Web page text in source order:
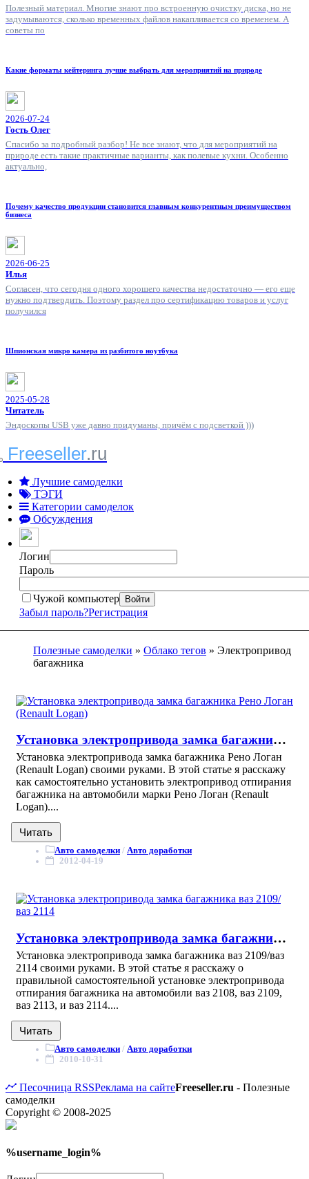
Полезный материал. Многие знают про встроенную очистку диска, но не
задумываются, сколько временных файлов накапливается со временем. А
советы по
Какие форматы кейтеринга лучше выбрать для мероприятий на природе
2026-07-24
Гость Олег
Спасибо за подробный разбор! Не все знают, что для мероприятий на
природе есть такие практичные варианты, как полевые кухни. Особенно
актуально,
Почему качество продукции становится главным конкурентным преимуществом
бизнеса
2026-06-25
Илья
Согласен, что сегодня одного хорошего качества недостаточно — его еще
нужно подтвердить. Поэтому раздел про сертификацию товаров и услуг
получился
Шпионская микро камера из разбитого ноутбука
2025-05-28
Читатель
Эндоскопы USB уже давно придуманы, причём с подсветкой )))
Freeseller.ru
Лучшие самоделки
ТЭГИ
Категории самоделок
Обсуждения
Логин
Пароль
Чужой компьютер Войти
Забыл пароль?Регистрация
Полезные самоделки » Облако тегов » Электропривод
багажника
Установка электропривода замка багажника Рено Логан (Renault Logan)
Установка электропривода замка багажника Рено Логан
(Renault Logan) своими руками. В этой статье я расскажу
как самостоятельно установить электропривод отпирания
багажника на автомобили марки Рено Логан (Renault
Logan)....
Читать
Авто самоделки / Авто доработки
2012-04-19
Установка электропривода замка багажника ваз 2109/ваз 2114
Установка электропривода замка багажника ваз 2109/ваз
2114 своими руками. В этой статье я расскажу о
правильной самостоятельной установке электропривода
отпирания багажника на автомобили ваз 2108, ваз 2109,
ваз 2113, и ваз 2114....
Читать
Авто самоделки / Авто доработки
2010-10-31
Песочница RSSРеклама на сайтеFreeseller.ru - Полезные
самоделки
Copyright © 2008-2025
%username_login%